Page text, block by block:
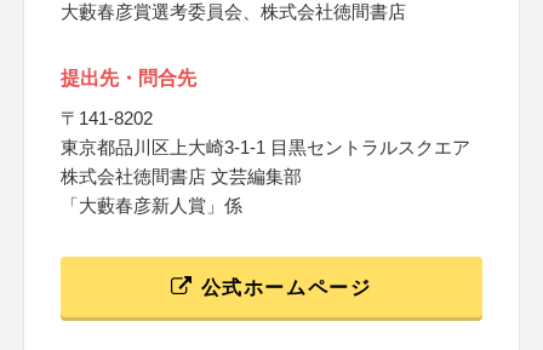
大藪春彦賞選考委員会、株式会社徳間書店
提出先・問合先
〒141-8202
東京都品川区上大崎3-1-1 目黒セントラルスクエア
株式会社徳間書店 文芸編集部
「大藪春彦新人賞」係
公式ホームページ